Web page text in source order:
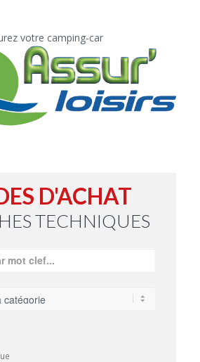
votre camping-car
D'ACHAT
TECHNIQUES